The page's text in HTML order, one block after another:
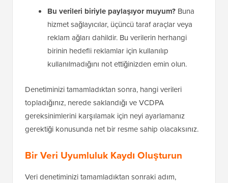
Bu verileri biriyle paylaşıyor muyum? Buna
hizmet sağlayıcılar, üçüncü taraf araçlar veya
reklam ağları dahildir. Bu verilerin herhangi
birinin hedefli reklamlar için kullanılıp
kullanılmadığını not ettiğinizden emin olun.
Denetiminizi tamamladıktan sonra, hangi verileri
topladığınız, nerede saklandığı ve VCDPA
gereksinimlerini karşılamak için neyi ayarlamanız
gerektiği konusunda net bir resme sahip olacaksınız.
Bir Veri Uyumluluk Kaydı Oluşturun
Veri denetiminizi tamamladıktan sonraki adım,